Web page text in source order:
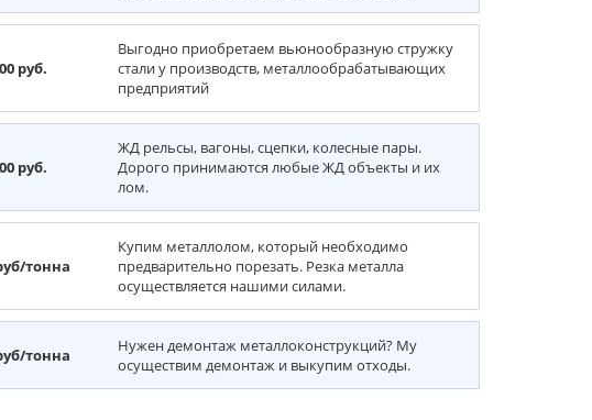
руб.
Выгодно приобретаем вьюнообразную стружку
стали у производств, металлообрабатывающих
предприятий
руб.
ЖД рельсы, вагоны, сцепки, колесные пары.
Дорого принимаются любые ЖД объекты и их
лом.
тонна
Купим металлолом, который необходимо
предварительно порезать. Резка металла
осуществляется нашими силами.
тонна
Нужен демонтаж металлоконструкций? Му
осуществим демонтаж и выкупим отходы.